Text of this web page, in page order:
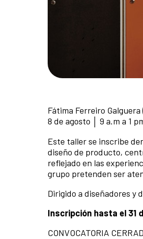
Fátima Ferreiro Galguera
8 de agosto │ 9 a.m a 1
Este taller se inscribe
diseño de producto,
reflejado en las
grupo pretenden ser
Dirigido a diseñadores y
Inscripción hasta el 31
CONVOCATORIA